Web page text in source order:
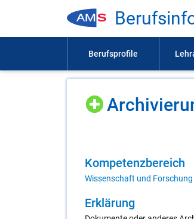
Kom­pe­tenz­be­reich
Wissenschaft und Forschung
Er­klä­rung